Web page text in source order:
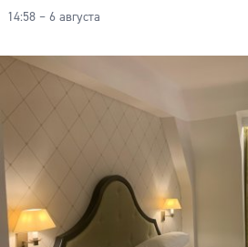
14:58 – 6 августа